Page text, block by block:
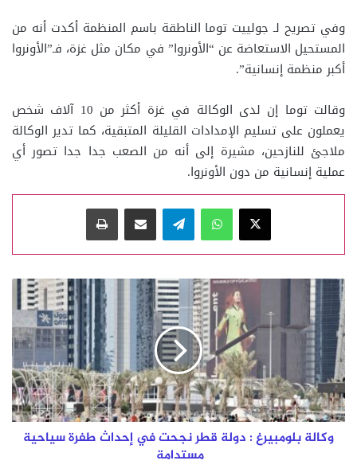
وفي تصريح لـ جولييت توما الناطقة باسم المنظمة أكدت أنه من
المستحيل الاستعاضة عن “الأونروا” في مكان مثل غزة، فـ”الأونروا
أكبر منظمة إنسانية”.
وقالت توما إن لدى الوكالة في غزة أكثر من 10 آلاف شخص
يعملون على تسليم الإمدادات القليلة المتبقية، كما تدير الوكالة
ملاجئ للنازحين، مشيرة إلى أنه من الصعب جدا جدا تصور أي
عملية إنسانية من دون الأونروا.
‫X
واتسابتيلقراممشاركة عبر البريد طباعة
وكالة
بلومبيرغ
:
دولة
قطر
نجحت
في
إحداث
طفرة
سياحية
وكالة بلومبيرغ : دولة قطر نجحت في إحداث طفرة سياحية
مستدامة